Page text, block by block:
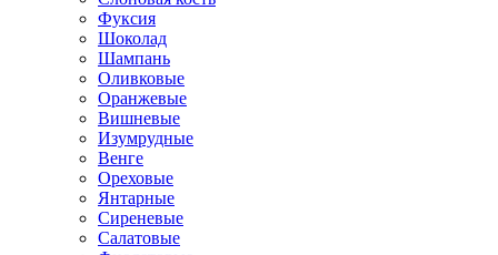
Фуксия
Шоколад
Шампань
Оливковые
Оранжевые
Вишневые
Изумрудные
Венге
Ореховые
Янтарные
Сиреневые
Салатовые